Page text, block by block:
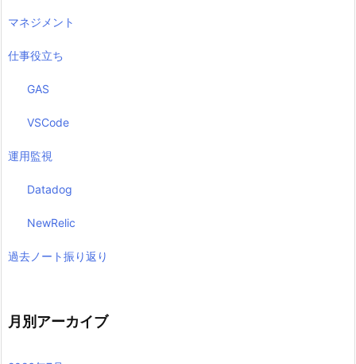
マネジメント
仕事役立ち
GAS
VSCode
運用監視
Datadog
NewRelic
過去ノート振り返り
月別アーカイブ